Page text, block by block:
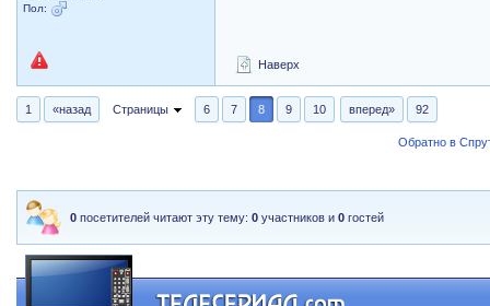
Пол:
Наверх
1 «назад Страницы 6 7 8 9 10 вперед» 92
Обратно в
0 посетителей читают эту тему:0 участников и0 гостей